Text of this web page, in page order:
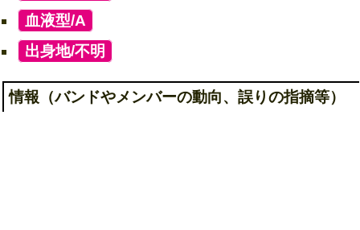
血液型/A
出身地/不明
情報（バンドやメンバーの動向、誤りの指摘等）